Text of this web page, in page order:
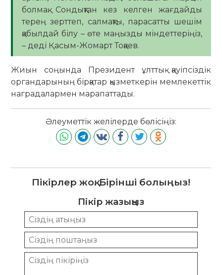
болмақ. Сондықтан кез келген жағдайды
терең зерттеп, салмақты, парасатты шешім
қабылдай білу – өте маңызды міндеттеріңіз,
– деді Қасым-Жомарт Тоқаев.
Жиын соңында Президент ұлттық қауіпсіздік
органдарының бірқатар қызметкерін мемлекеттік
наградалармен марапаттады.
Әлеуметтік желілерде бөлісіңіз:
Пікірлер жоқ. Бірінші болыңыз!
Пікір жазыңыз